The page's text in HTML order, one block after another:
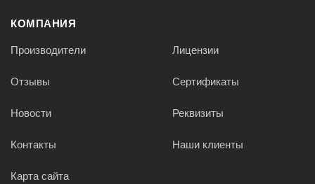
КОМПАНИЯ
Производители Лицензии
Отзывы Сертификаты
Новости Реквизиты
Контакты Наши клиенты
Карта сайта